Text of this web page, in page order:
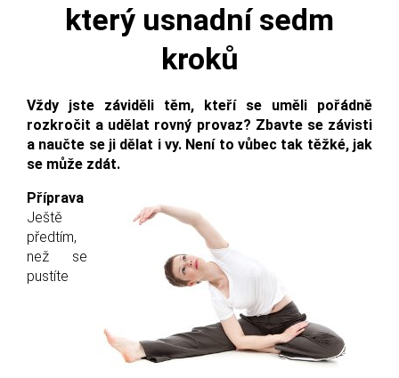
který usnadní sedm
kroků
Vždy jste záviděli těm, kteří se uměli pořádně
rozkročit a udělat rovný provaz? Zbavte se závisti
a naučte se ji dělat i vy. Není to vůbec tak těžké, jak
se může zdát.
Příprava
Ještě
předtím,
než se
pustíte